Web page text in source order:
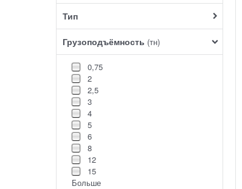
Тип
Грузоподъёмность (тн)
0,75
2
2,5
3
4
5
6
8
12
15
Больше